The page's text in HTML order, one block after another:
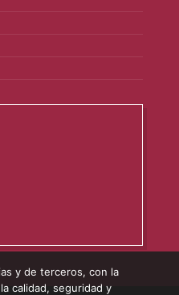
y de terceros, con la
calidad, seguridad y